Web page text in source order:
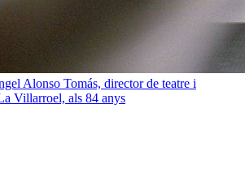
Alonso Tomás, director de teatre i
Villarroel, als 84 anys